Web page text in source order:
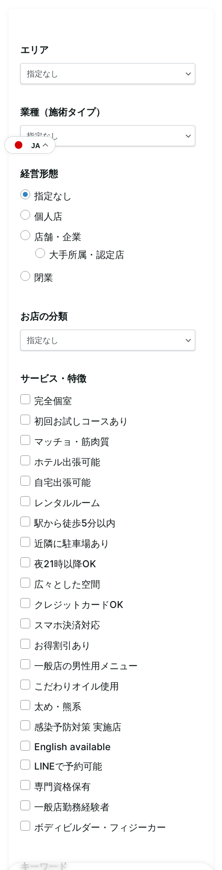
エリア
業種（施術タイプ）
経営形態
指定なし
個人店
店舗・企業
大手所属・認定店
閉業
お店の分類
サービス・特徴
完全個室
初回お試しコースあり
マッチョ・筋肉質
ホテル出張可能
自宅出張可能
レンタルルーム
駅から徒歩5分以内
近隣に駐車場あり
夜21時以降OK
広々とした空間
クレジットカードOK
スマホ決済対応
お得割引あり
一般店の男性用メニュー
こだわりオイル使用
太め・熊系
感染予防対策 実施店
English available
LINEで予約可能
専門資格保有
一般店勤務経験者
ボディビルダー・フィジーカー
キーワード
JA